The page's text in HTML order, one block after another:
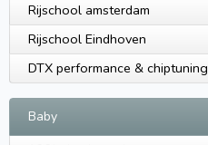
Rijschool amsterdam
Rijschool Eindhoven
DTX performance & chiptuning
Baby